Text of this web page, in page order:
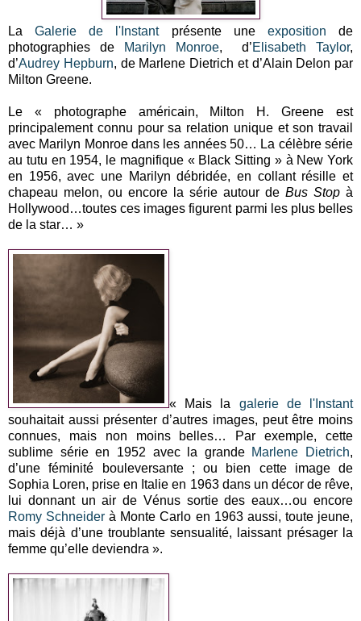
LaGalerie de l'Instantprésente une exposition de
photographies de
Marilyn Monroe, d’Elisabeth Taylor,
d’Audrey Hepburn, de Marlene Dietrich et d’Alain Delon par
Milton Greene.
Le « photographe américain, Milton H. Greene est
principalement connu pour sa relation unique et son travail
avec Marilyn Monroe dans les années 50… La célèbre série
au tutu en 1954, le magnifique « Black Sitting » à New York
en 1956, avec une Marilyn débridée, en collant résille et
chapeau melon, ou encore la série autour de Bus Stop à
Hollywood…toutes ces images figurent parmi les plus belles
de la star… »
« Mais la galerie de l'Instant
souhaitait aussi présenter d’autres images, peut être moins
connues, mais non moins belles… Par exemple, cette
sublime série en 1952 avec la grande Marlene Dietrich,
d’une féminité bouleversante ; ou bien cette image de
Sophia Loren, prise en Italie en 1963 dans un décor de rêve,
lui donnant un air de Vénus sortie des eaux…ou encore
Romy Schneider à Monte Carlo en 1963 aussi, toute jeune,
mais déjà d’une troublante sensualité, laissant présager la
femme qu’elle deviendra ».